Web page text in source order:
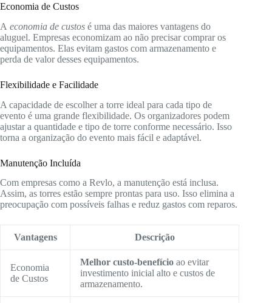
Economia de Custos
A economia de custos é uma das maiores vantagens do
aluguel. Empresas economizam ao não precisar comprar os
equipamentos. Elas evitam gastos com armazenamento e
perda de valor desses equipamentos.
Flexibilidade e Facilidade
A capacidade de escolher a torre ideal para cada tipo de
evento é uma grande flexibilidade. Os organizadores podem
ajustar a quantidade e tipo de torre conforme necessário. Isso
torna a organização do evento mais fácil e adaptável.
Manutenção Incluída
Com empresas como a Revlo, a manutenção está inclusa.
Assim, as torres estão sempre prontas para uso. Isso elimina a
preocupação com possíveis falhas e reduz gastos com reparos.
Vantagens Descrição
Economia
de Custos
Melhor custo-benefício ao evitar
investimento inicial alto e custos de
armazenamento.